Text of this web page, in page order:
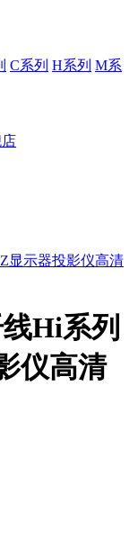
C系列 H系列 M系
Hi系列
仪高清